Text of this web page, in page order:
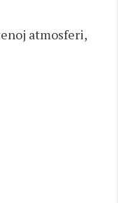
atmosferi,